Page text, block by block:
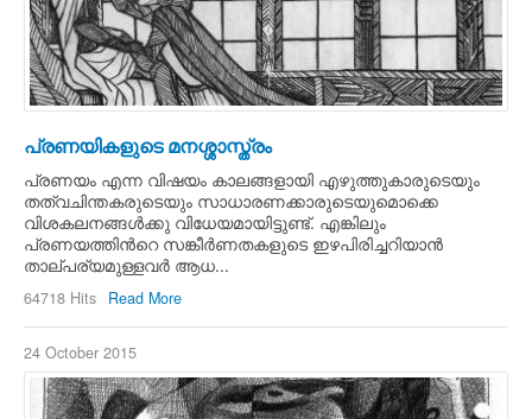
പ്രണയികളുടെ മനശ്ശാസ്ത്രം
പ്രണയം എന്ന വിഷയം കാലങ്ങളായി എഴുത്തുകാരുടെയും
തത്വചിന്തകരുടെയും സാധാരണക്കാരുടെയുമൊക്കെ
വിശകലനങ്ങള്‍ക്കു വിധേയമായിട്ടുണ്ട്. എങ്കിലും
പ്രണയത്തിന്‍റെ സങ്കീര്‍ണതകളുടെ ഇഴപിരിച്ചറിയാന്‍
താല്പര്യമുള്ളവര്‍ ആധ...
64718 Hits Read More
24 October 2015